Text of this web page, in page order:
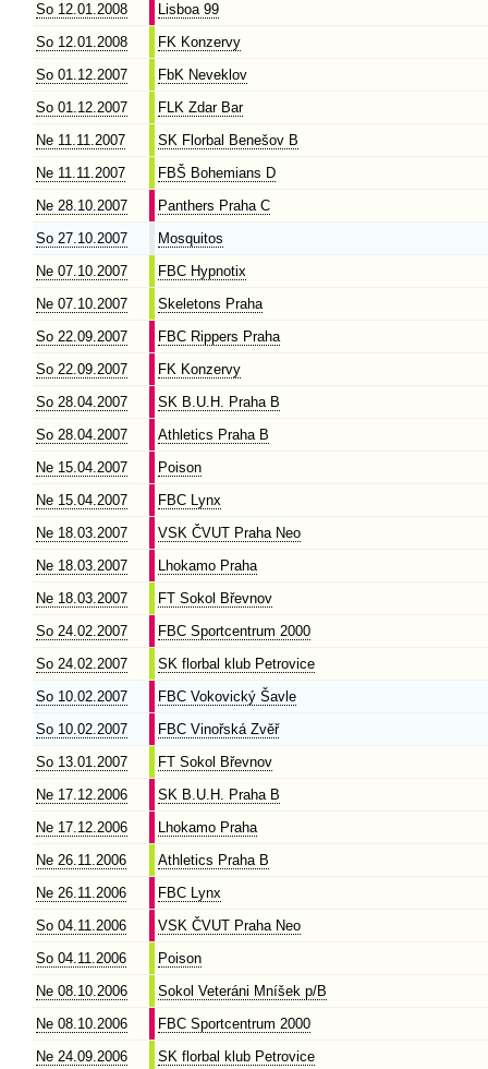
So 12.01.2008
Lisboa 99
So 12.01.2008
FK Konzervy
So 01.12.2007
FbK Neveklov
So 01.12.2007
FLK Zdar Bar
Ne 11.11.2007
SK Florbal Benešov B
Ne 11.11.2007
FBŠ Bohemians D
Ne 28.10.2007
Panthers Praha C
So 27.10.2007
Mosquitos
Ne 07.10.2007
FBC Hypnotix
Ne 07.10.2007
Skeletons Praha
So 22.09.2007
FBC Rippers Praha
So 22.09.2007
FK Konzervy
So 28.04.2007
SK B.U.H. Praha B
So 28.04.2007
Athletics Praha B
Ne 15.04.2007
Poison
Ne 15.04.2007
FBC Lynx
Ne 18.03.2007
VSK ČVUT Praha Neo
Ne 18.03.2007
Lhokamo Praha
Ne 18.03.2007
FT Sokol Břevnov
So 24.02.2007
FBC Sportcentrum 2000
So 24.02.2007
SK florbal klub Petrovice
So 10.02.2007
FBC Vokovický Šavle
So 10.02.2007
FBC Vinořská Zvěř
So 13.01.2007
FT Sokol Břevnov
Ne 17.12.2006
SK B.U.H. Praha B
Ne 17.12.2006
Lhokamo Praha
Ne 26.11.2006
Athletics Praha B
Ne 26.11.2006
FBC Lynx
So 04.11.2006
VSK ČVUT Praha Neo
So 04.11.2006
Poison
Ne 08.10.2006
Sokol Veteráni Mníšek p/B
Ne 08.10.2006
FBC Sportcentrum 2000
Ne 24.09.2006
SK florbal klub Petrovice